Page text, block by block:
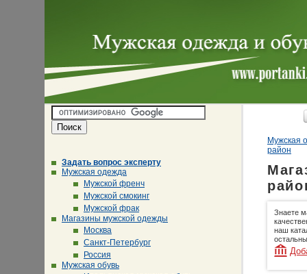
Задать вопрос эксперту
Мужская одежда
Мужской френч
Мужской смокинг
Мужской фрак
Магазины мужской одежды
Москва
Санкт-Петербург
Россия
Мужская обувь
Мужская
район
Знаете
наш